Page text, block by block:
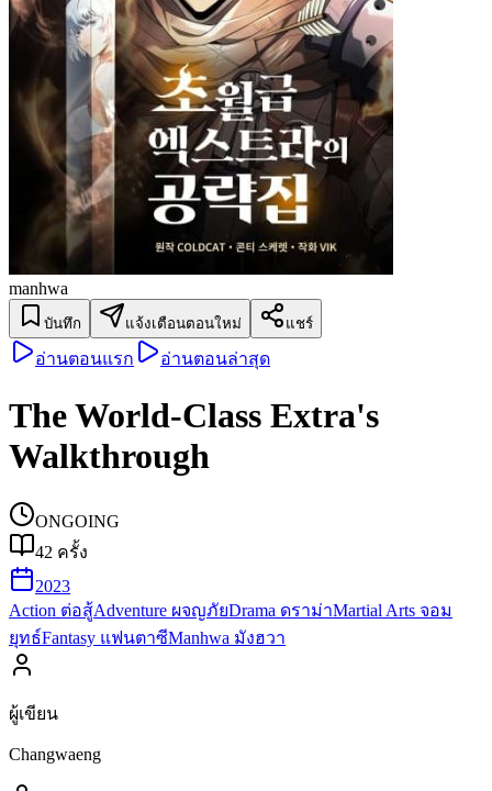
manhwa
บันทึก แจ้งเตือนตอนใหม่ แชร์
อ่านตอนแรก อ่านตอนล่าสุด
The World-Class Extra's
Walkthrough
ONGOING
42 ครั้ง
2023
Action ต่อสู้Adventure ผจญภัยDrama ดราม่าMartial Arts จอม
ยุทธ์Fantasy แฟนตาซีManhwa มังฮวา
ผู้เขียน
Changwaeng